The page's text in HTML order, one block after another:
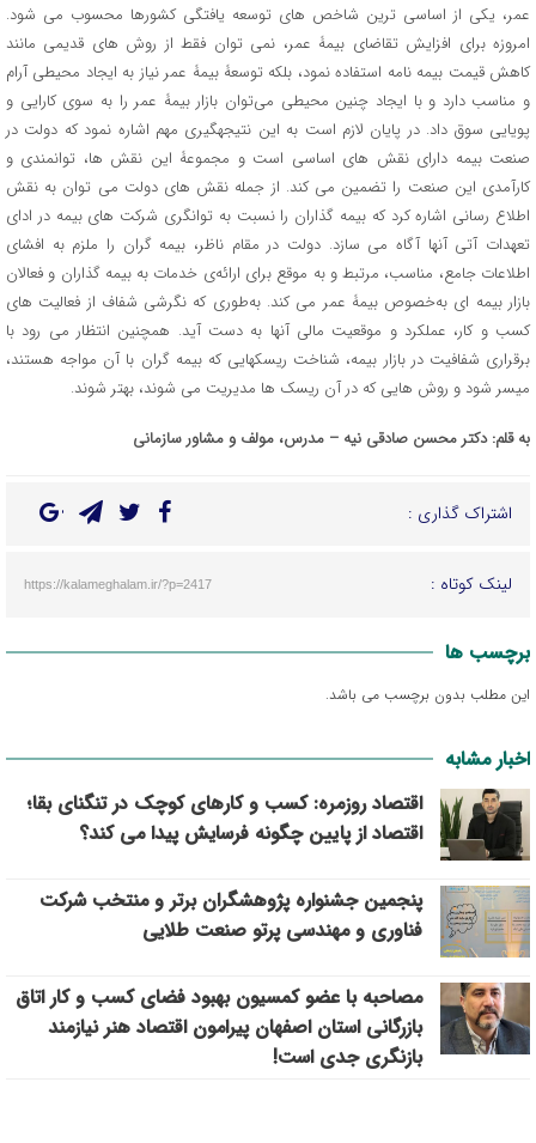
عمر، یکی از اساسی ترین شاخص های توسعه یافتگی کشورها محسوب می شود.
امروزه برای افزایش تقاضای بیمۀ عمر، نمی توان فقط از روش های قدیمی مانند
کاهش قیمت بیمه نامه استفاده نمود، بلکه توسعۀ بیمۀ عمر نیاز به ایجاد محیطی آرام
و مناسب دارد و با ایجاد چنین محیطی می‌توان بازار بیمۀ عمر را به سوی کارایی و
پویایی سوق داد. در پایان لازم است به این نتیجه‏گیری مهم اشاره نمود که دولت در
صنعت بیمه دارای نقش های اساسی است و مجموعۀ این نقش ها، توانمندی و
کارآمدی این صنعت را تضمین می کند. از جمله‌ نقش های دولت می توان به نقش
اطلاع رسانی اشاره کرد که بیمه گذاران را نسبت به توانگری شرکت های بیمه در ادای
تعهدات آتی آن‏ها آگاه می سازد. دولت در مقام ناظر، بیمه گران را ملزم به افشای
اطلاعات جامع، مناسب، مرتبط و به موقع برای ارائه‌ی خدمات به بیمه گذاران و فعالان
بازار بیمه ای به‌خصوص بیمۀ عمر می کند. به‌طوری که نگرشی شفاف از فعالیت های
کسب و کار، عملکرد و موقعیت مالی آنها به دست آید. همچنین انتظار می رود با
برقراری شفافیت در بازار بیمه، شناخت ریسک‏هایی که بیمه گران با آن مواجه هستند،
میسر شود و روش هایی که در آن ریسک ها مدیریت می شوند، بهتر شوند.
به قلم: دکتر محسن صادقی نیه – مدرس، مولف و مشاور سازمانی
اشتراک گذاری :
لینک کوتاه : https://kalameghalam.ir/?p=2417
برچسب ها
این مطلب بدون برچسب می باشد.
اخبار مشابه
اقتصاد روزمره: کسب‌ و کارهای کوچک در تنگنای بقا؛
اقتصاد از پایین چگونه فرسایش پیدا می کند؟
پنجمین جشنواره پژوهشگران برتر و منتخب شرکت
فناوری و مهندسی پرتو صنعت طلایی
مصاحبه با عضو کمسیون بهبود فضای کسب و کار اتاق
بازرگانی استان اصفهان پیرامون اقتصاد هنر نیازمند
بازنگری جدی است!